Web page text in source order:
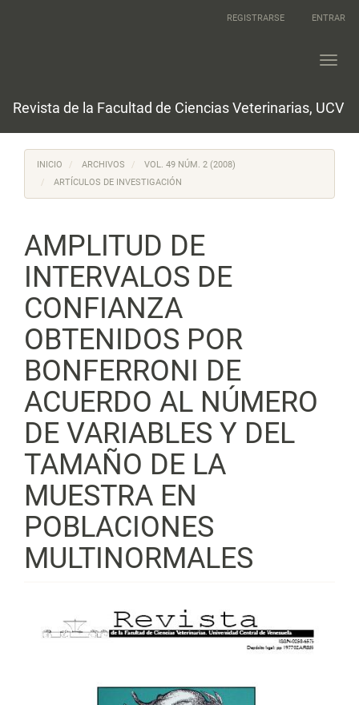
REGISTRARSE ENTRAR
Revista de la Facultad de Ciencias Veterinarias, UCV
INICIO ARCHIVOS
VOL. 49 NÚM. 2 (2008)
ARTÍCULOS DE INVESTIGACIÓN
AMPLITUD DE
INTERVALOS DE
CONFIANZA
OBTENIDOS POR
BONFERRONI DE
ACUERDO AL NÚMERO
DE VARIABLES Y DEL
TAMAÑO DE LA
MUESTRA EN
POBLACIONES
MULTINORMALES
Barra
lateral
artículo